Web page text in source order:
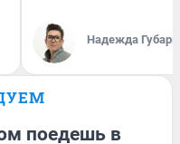
Надежда Губарь
поедешь в